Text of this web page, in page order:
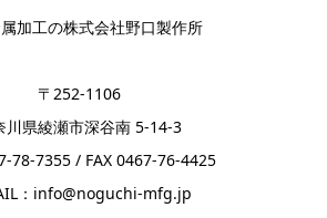
加工の株式会社野口製作所
〒252-1106
川県綾瀬市深谷南 5-14-3
78-7355 / FAX 0467-76-4425
：info@noguchi-mfg.jp